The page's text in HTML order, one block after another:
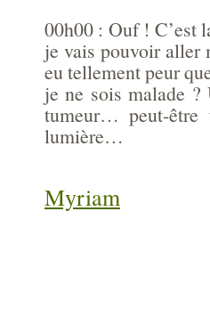
00h00 : Ouf ! C’est
je vais pouvoir aller
eu tellement peur
je ne sois malade ?
tumeur… peut-
lumière…
Myriam